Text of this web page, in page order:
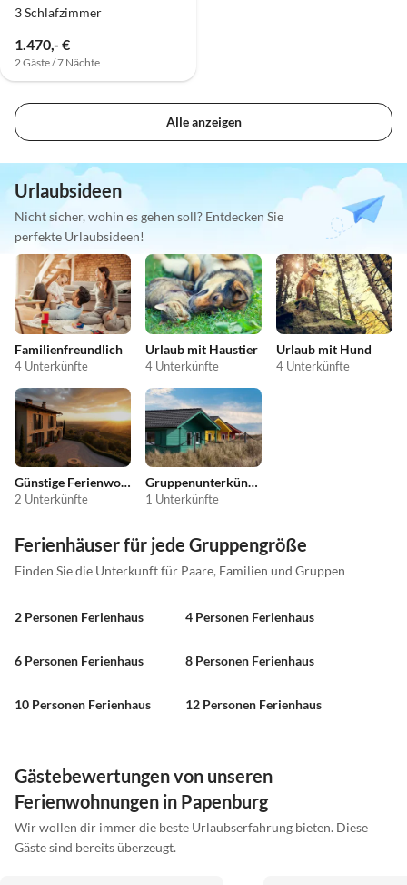
3 Schlafzimmer
1.470,- €
2 Gäste / 7 Nächte
Alle anzeigen
Urlaubsideen
Nicht sicher, wohin es gehen soll? Entdecken Sie
perfekte Urlaubsideen!
Familienfreundlich
4 Unterkünfte
Urlaub mit Haustier
4 Unterkünfte
Urlaub mit Hund
4 Unterkünfte
Günstige Ferienwohnungen
2 Unterkünfte
Gruppenunterkünfte
1 Unterkünfte
Ferienhäuser für jede Gruppengröße
Finden Sie die Unterkunft für Paare, Familien und Gruppen
2 Personen Ferienhaus 4 Personen Ferienhaus
6 Personen Ferienhaus 8 Personen Ferienhaus
10 Personen Ferienhaus 12 Personen Ferienhaus
Gästebewertungen von unseren
Ferienwohnungen in Papenburg
Wir wollen dir immer die beste Urlaubserfahrung bieten. Diese
Gäste sind bereits überzeugt.